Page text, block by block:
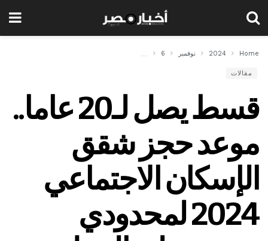
Home
2024 نوفمبر 6
مقالات
قسط يصل لـ20 عاما..
موعد حجز شقق
الإسكان الاجتماعي
2024 لمحدودي